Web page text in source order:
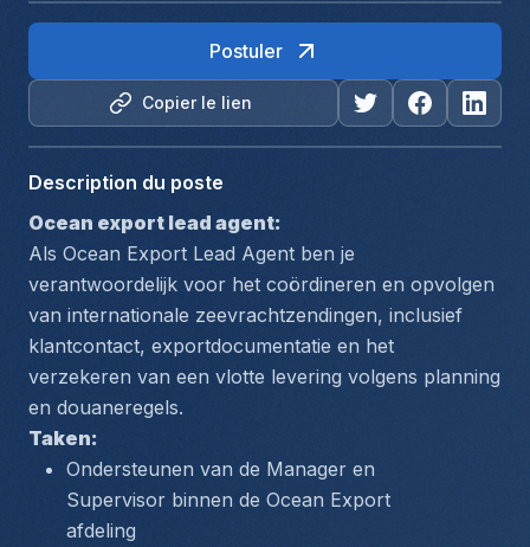
Copier le lien
Postuler
Description du poste
Ocean export lead agent:
Als Ocean Export Lead Agent ben je
verantwoordelijk voor het coördineren en opvolgen
van internationale zeevrachtzendingen, inclusief
klantcontact, exportdocumentatie en het
verzekeren van een vlotte levering volgens planning
en douaneregels.
Taken:
Ondersteunen van de Manager en
Supervisor binnen de Ocean Export
afdeling